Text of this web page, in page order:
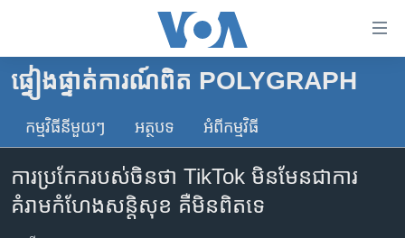
គេហទំព័រ​
ទាក់ទង
និង​
ចូល​
ទំព័រ​
ព័ត៌មាន​​
កម្ពុជា
អន្តរជាតិ
ចិន
ផ្ទៀងផ្ទាត់ការណ៍ពិត POLYGRAPH
កម្មវិធី​នីមួយៗ អត្ថបទ​ អំពី​កម្មវិធី​
ការប្រកែករបស់ចិនថា TikTok មិនមែនជាការ
គំរាមកំហែងសន្តិសុខ គឺមិនពិតទេ